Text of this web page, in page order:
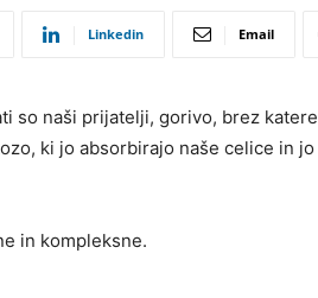
Linkedin Email
so naši prijatelji, gorivo, brez
ki jo absorbirajo naše celice in
in kompleksne.